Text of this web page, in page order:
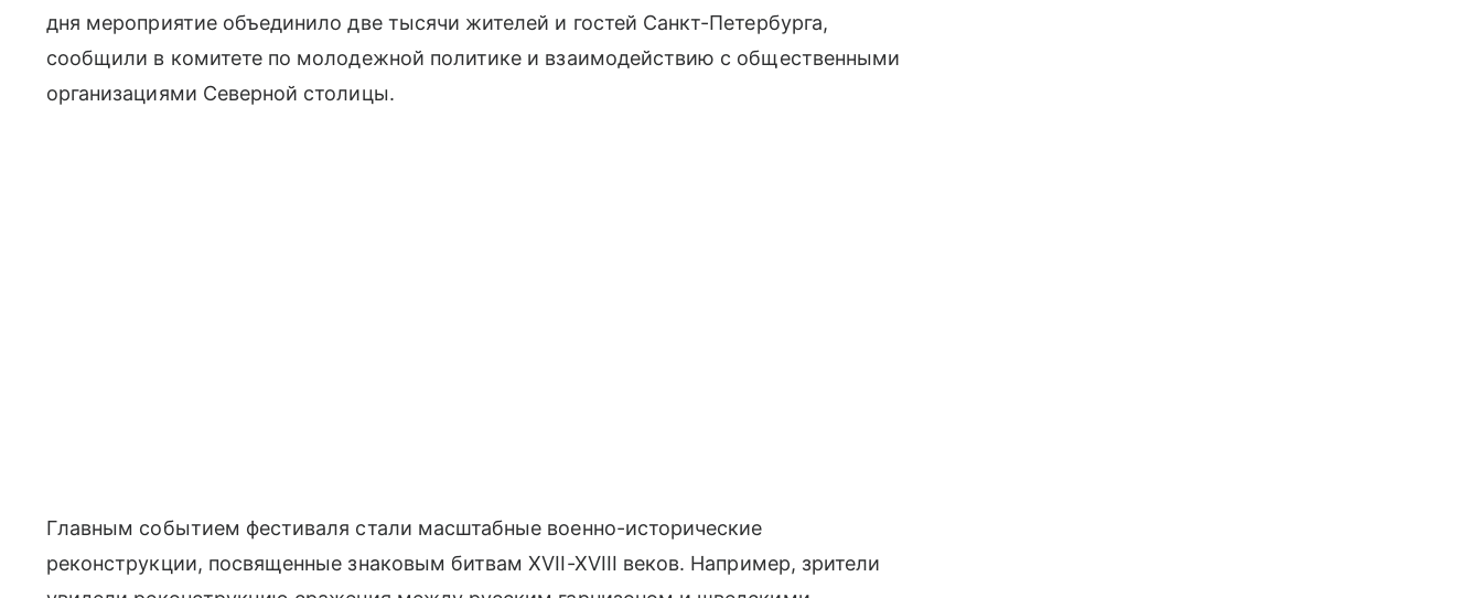
дня мероприятие объединило две тысячи жителей и гостей Санкт-Петербурга,
сообщили в комитете по молодежной политике и взаимодействию с общественными
организациями Северной столицы.
Главным событием фестиваля стали масштабные военно-исторические
реконструкции, посвященные знаковым битвам XVII-XVIII веков. Например, зрители